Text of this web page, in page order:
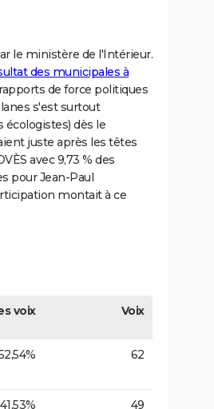
le ministère de l'Intérieur.
des municipales à
de force politiques
s'est surtout
écologistes) dès le
juste après les têtes
avec 9,73 % des
pour Jean-Paul
montait à ce
voix Voix
62
41,53% 49